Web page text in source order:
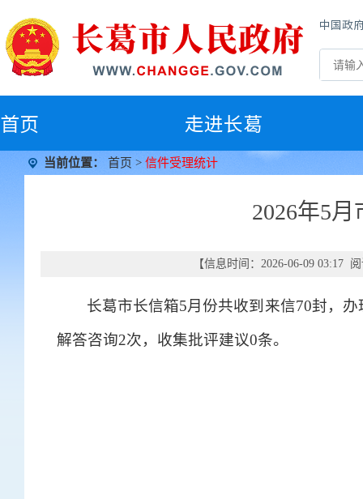
中国政
首页 走进长葛
当前位置： 首页 > 信件受理统计
2026年5
【信息时间：2026-06-09 03:17
长葛市长信箱5月份共收到来信70封，
解答咨询2次，收集批评建议0条。